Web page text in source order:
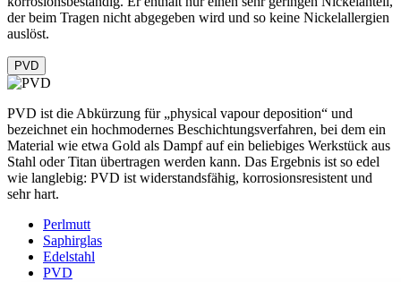
der beim Tragen nicht abgegeben wird und so keine Nickelallergien
auslöst.
PVD
PVD ist die Abkürzung für „physical vapour deposition“ und
bezeichnet ein hochmodernes Beschichtungsverfahren, bei dem ein
Material wie etwa Gold als Dampf auf ein beliebiges Werkstück aus
Stahl oder Titan übertragen werden kann. Das Ergebnis ist so edel
wie langlebig: PVD ist widerstandsfähig, korrosionsresistent und
sehr hart.
Perlmutt
Saphirglas
Edelstahl
PVD